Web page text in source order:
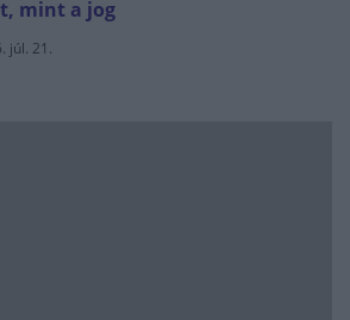
mint a jog
júl. 21.